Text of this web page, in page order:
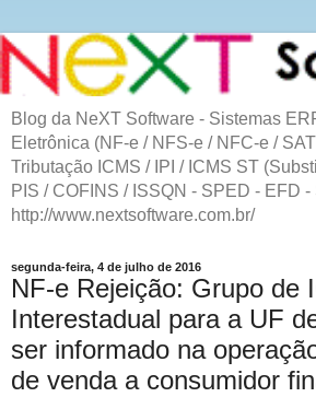
Blog da NeXT Software - Sistemas
Eletrônica (NF-e / NFS-e / NFC-e /
Tributação ICMS / IPI / ICMS ST
PIS / COFINS / ISSQN - SPED - EFD -
http://www.nextsoftware.com.br/
segunda-feira, 4 de julho de 2016
NF-e Rejeição: Grupo de
Interestadual para a UF
ser informado na
de venda a consumidor